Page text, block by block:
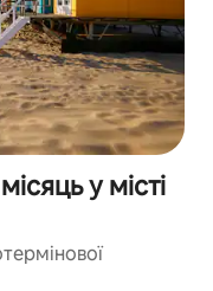
у місті